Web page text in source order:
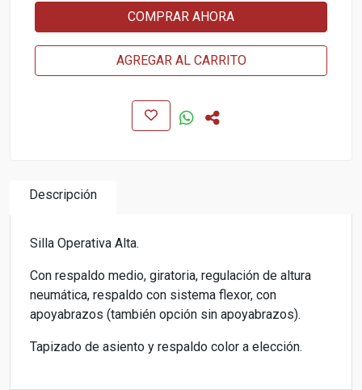
COMPRAR AHORA
AGREGAR AL CARRITO
Descripción
Silla Operativa Alta.
Con respaldo medio, giratoria, regulación de altura
neumática, respaldo con sistema flexor, con
apoyabrazos (también opción sin apoyabrazos).
Tapizado de asiento y respaldo color a elección.